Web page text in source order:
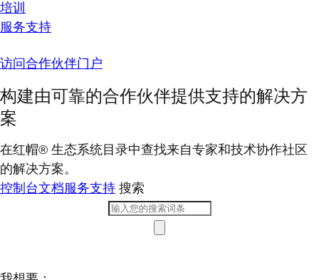
培训
服务支持
访问合作伙伴门户
构建由可靠的合作伙伴提供支持的解决方
案
在红帽® 生态系统目录中查找来自专家和技术协作社区
的解决方案。
控制台文档服务支持 搜索